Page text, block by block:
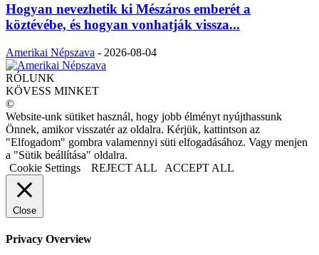
Hogyan nevezhetik ki Mészáros emberét a
köztévébe, és hogyan vonhatják vissza...
Amerikai Népszava - 2026-08-04
RÓLUNK
KÖVESS MINKET
©
Website-unk sütiket használ, hogy jobb élményt nyújthassunk
Önnek, amikor visszatér az oldalra. Kérjük, kattintson az
"Elfogadom" gombra valamennyi süti elfogadásához. Vagy menjen
a "Sütik beállítása" oldalra.
Cookie Settings
REJECT ALL ACCEPT ALL
Close
Privacy Overview